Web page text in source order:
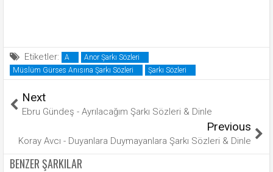
Etiketler: A
Anor Şarkı Sözleri
Müslüm Gürses Anısına Şarkı Sözleri
Şarkı Sözleri
Next
Ebru Gündeş - Ayrılacağım Şarkı Sözleri & Dinle
Previous
Koray Avcı - Duyanlara Duymayanlara Şarkı Sözleri & Dinle
BENZER ŞARKILAR